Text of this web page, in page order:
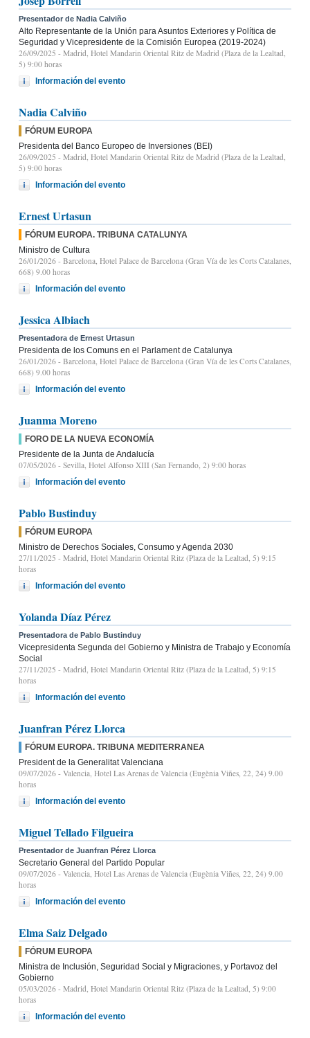
Presentador de Nadia Calviño
Alto Representante de la Unión para Asuntos Exteriores y Política de
Seguridad y Vicepresidente de la Comisión Europea (2019-2024)
26/09/2025 - Madrid, Hotel Mandarin Oriental Ritz de Madrid (Plaza de la Lealtad,
5) 9:00 horas
Información del evento
Nadia Calviño
FÓRUM EUROPA
Presidenta del Banco Europeo de Inversiones (BEI)
26/09/2025 - Madrid, Hotel Mandarin Oriental Ritz de Madrid (Plaza de la Lealtad,
5) 9:00 horas
Información del evento
Ernest Urtasun
FÓRUM EUROPA. TRIBUNA CATALUNYA
Ministro de Cultura
26/01/2026 - Barcelona, Hotel Palace de Barcelona (Gran Vía de les Corts Catalanes,
668) 9.00 horas
Información del evento
Jessica Albiach
Presentadora de Ernest Urtasun
Presidenta de los Comuns en el Parlament de Catalunya
26/01/2026 - Barcelona, Hotel Palace de Barcelona (Gran Vía de les Corts Catalanes,
668) 9.00 horas
Información del evento
Juanma Moreno
FORO DE LA NUEVA ECONOMÍA
Presidente de la Junta de Andalucía
07/05/2026 - Sevilla, Hotel Alfonso XIII (San Fernando, 2) 9:00 horas
Información del evento
Pablo Bustinduy
FÓRUM EUROPA
Ministro de Derechos Sociales, Consumo y Agenda 2030
27/11/2025 - Madrid, Hotel Mandarin Oriental Ritz (Plaza de la Lealtad, 5) 9:15
horas
Información del evento
Yolanda Díaz Pérez
Presentadora de Pablo Bustinduy
Vicepresidenta Segunda del Gobierno y Ministra de Trabajo y Economía
Social
27/11/2025 - Madrid, Hotel Mandarin Oriental Ritz (Plaza de la Lealtad, 5) 9:15
horas
Información del evento
Juanfran Pérez Llorca
FÓRUM EUROPA. TRIBUNA MEDITERRANEA
President de la Generalitat Valenciana
09/07/2026 - Valencia, Hotel Las Arenas de Valencia (Eugènia Viñes, 22, 24) 9.00
horas
Información del evento
Miguel Tellado Filgueira
Presentador de Juanfran Pérez Llorca
Secretario General del Partido Popular
09/07/2026 - Valencia, Hotel Las Arenas de Valencia (Eugènia Viñes, 22, 24) 9.00
horas
Información del evento
Elma Saiz Delgado
FÓRUM EUROPA
Ministra de Inclusión, Seguridad Social y Migraciones, y Portavoz del
Gobierno
05/03/2026 - Madrid, Hotel Mandarin Oriental Ritz (Plaza de la Lealtad, 5) 9:00
horas
Información del evento